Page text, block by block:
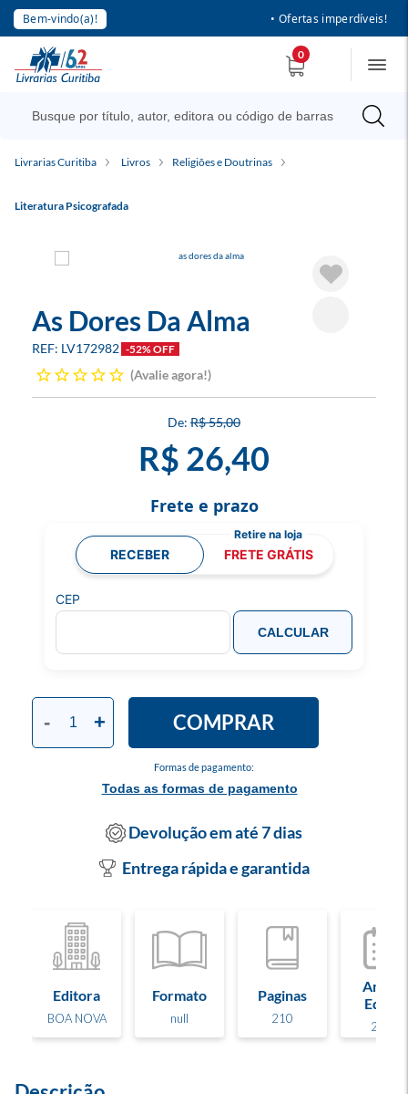
Bem-vindo(a)! • Ofertas imperdíveis!
0
Livrarias Curitiba Livros Religiões e Doutrinas
Literatura Psicografada
As Dores Da Alma
LV172982 -52% OFF
Avalie agora!
R$ 55,00
R$ 26,40
Formas de pagamento:
Todas as formas de pagamento
- + COMPRAR
Frete e prazo
RECEBER FRETE GRÁTIS
CEP
CALCULAR
Devolução em até 7 dias
Entrega rápida e garantida
Editora
BOA NOVA
Formato
null
Paginas
210
Ano de
Edição
2003